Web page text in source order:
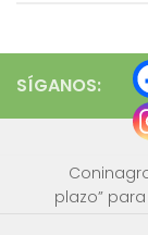
SÍGANOS:
plazo”